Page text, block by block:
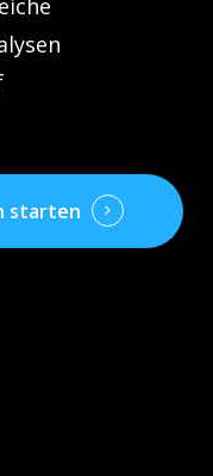
starten